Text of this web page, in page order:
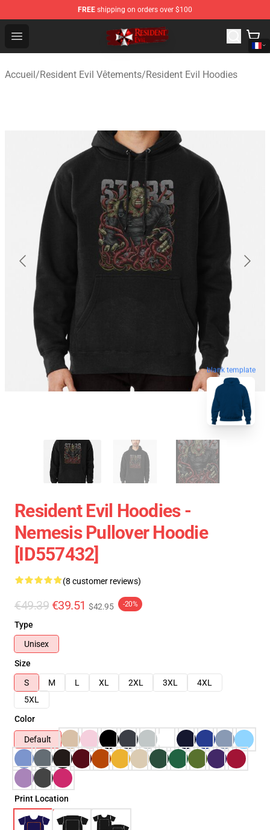
FREE shipping on orders over $100
Open menu
Resident Evil Shop - Official Resident Evil Merchandise
Accueil/Resident Evil Vêtements/Resident Evil Hoodies
blank template
Resident Evil Hoodies -
Nemesis Pullover Hoodie
[ID557432]
(8 customer reviews)
€49.39 €39.51 $42.95 -20%
Type
Unisex
Size
S
M L XL 2XL 3XL
4XL
5XL
Color
Default
Print Location